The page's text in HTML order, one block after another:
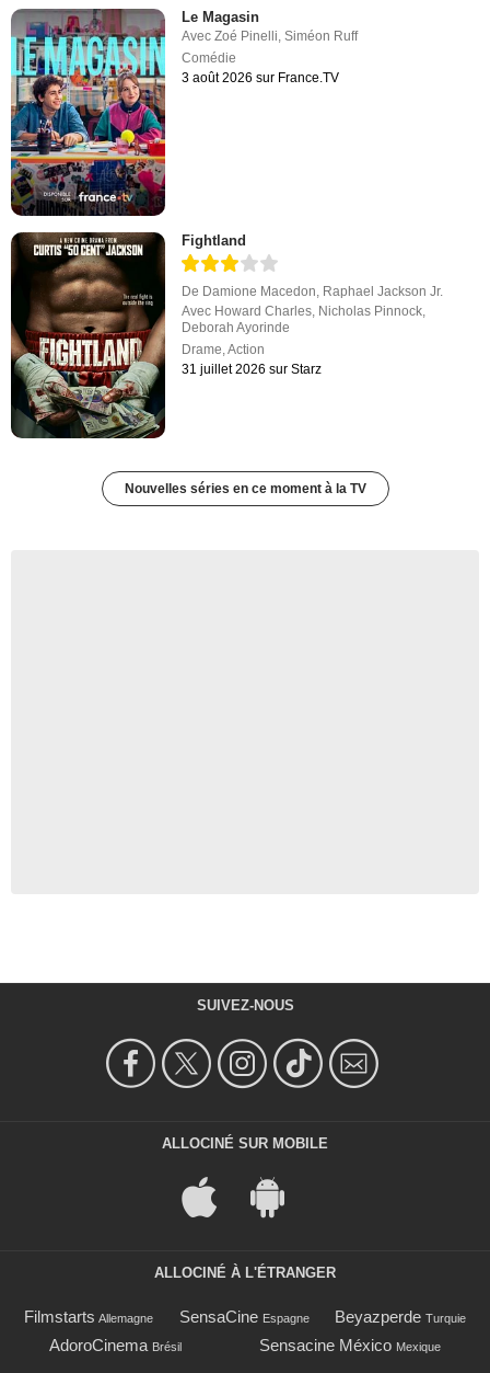
Le Magasin
AvecZoé Pinelli,Siméon Ruff
Comédie
3 août 2026 sur France.TV
Fightland
De Damione Macedon Raphael Jackson Jr.
Avec Howard Charles Nicholas Pinnock
Deborah Ayorinde
Drame ,Action
31 juillet 2026 sur Starz
Nouvelles séries en ce moment à la TV
SUIVEZ-NOUS
ALLOCINÉ SUR MOBILE
ALLOCINÉ À L'ÉTRANGER
Filmstarts Allemagne SensaCine Espagne Beyazperde Turquie
AdoroCinema Brésil Sensacine México Mexique